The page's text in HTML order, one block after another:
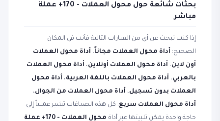
بحثات شائعة حول محول العملات - 170+ عملة
مباشر
إذا كنت تبحث عن أي من العبارات التالية فأنت في المكان
الصحيح: أداة محول العملات مجاناً، أداة محول العملات
أون لاين، أداة محول العملات أونلاين، أداة محول العملات
بالعربي، أداة محول العملات باللغة العربية، أداة محول
العملات بدون تسجيل، أداة محول العملات من الجوال،
أداة محول العملات سريع. كل هذه الصياغات تشير عملياً إلى
حاجة واحدة يمكن تلبيتها عبر أداة
محول العملات - 170+ عملة